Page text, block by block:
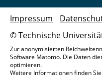
© Technische
Impressum
Zur anonymisierten
Software Matomo. Die Daten
optimieren.
Weitere Informationen finden